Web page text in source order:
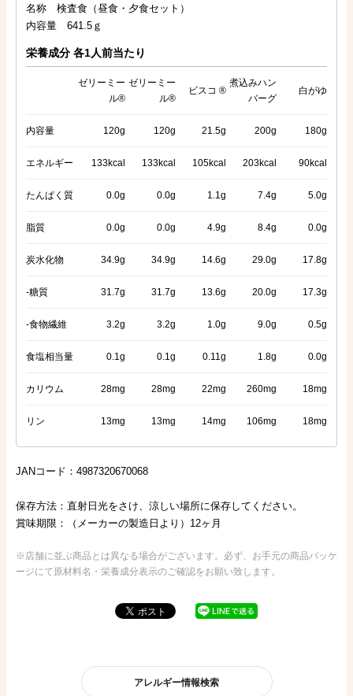
名称 検査食（昼食・夕食セット）
内容量 641.5ｇ
栄養成分 各1人前当たり
ゼリーミー
ル®
ゼリーミー
ル®
ビスコ ®
煮込みハン
バーグ
白がゆ
内容量 120g 120g 21.5g 200g 180g
エネルギー 133kcal 133kcal 105kcal 203kcal 90kcal
たんぱく質 0.0g 0.0g 1.1g 7.4g 5.0g
脂質 0.0g 0.0g 4.9g 8.4g 0.0g
炭水化物 34.9g 34.9g 14.6g 29.0g 17.8g
-糖質 31.7g 31.7g 13.6g 20.0g 17.3g
-食物繊維 3.2g 3.2g 1.0g 9.0g 0.5g
食塩相当量 0.1g 0.1g 0.11g 1.8g 0.0g
カリウム 28mg 28mg 22mg 260mg 18mg
リン 13mg 13mg 14mg 106mg 18mg
JANコード：4987320670068
保存方法：直射日光をさけ、涼しい場所に保存してください。
賞味期限：（メーカーの製造日より）12ヶ月
※店舗に並ぶ商品とは異なる場合がございます。必ず、お手元の商品パッケ
ージにて原材料名・栄養成分表示のご確認をお願い致します。
アレルギー情報検索